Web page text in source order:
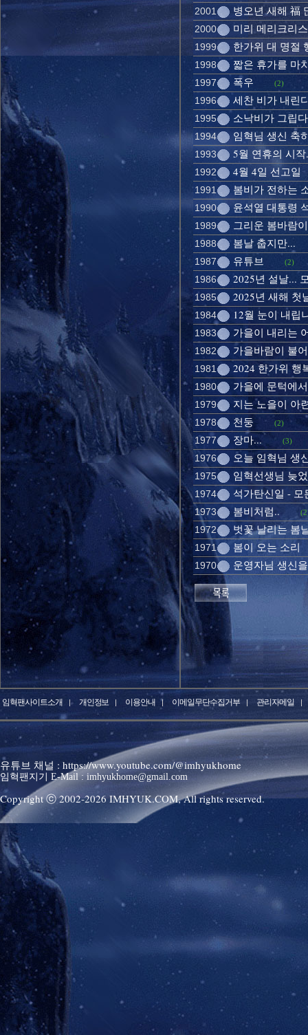
2001 병오년 새해 福
2000 미리 메리크리
1999 한가위 대 명절
1998 짧은 휴가를 마
1997 폭우 (2)
1996 세찬 비가 내린
1995 소낙비가 그립다
1994 임혁님 생신 축
1993 5월 연휴의 시작
1992 4월 4일 선고일
1991 봄비가 전하는
1990 윤석열 대통령
1989 그리운 봄바람
1988 봄날 춥지만...
1987 유튜브 (2)
1986 2025년 설날...
1985 2025년 새해 첫
1984 12월 눈이 내립
1983 가을이 내리는
1982 가을바람이 불
1981 2024 한가위 행
1980 가을에 문턱에서
1979 지는 노을이 아
1978 천둥 (2)
1977 장마... (3)
1976 오늘 임혁님 생
1975 임혁선생님 늦
1974 석가탄신일 -
1973 봄비처럼..
1972 벗꽃 날리는 봄
1971 봄이 오는 소리
1970 운영자님 생신
임혁팬사이트소개 개인정보 이용안내 이메일무단수집거부 관리자메일
유튜브 채널 : https://www.youtube.com/@imhyukhome
임혁팬지기 E-Mail : imhyukhome@gmail.com
Copyright ⓒ 2002-2026IMHYUK.COM,All rights reserved.